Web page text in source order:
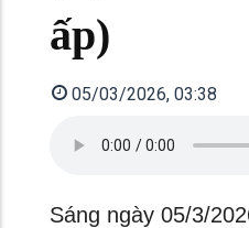
ấp)
05/03/2026, 03:38
Sáng ngày 05/3/